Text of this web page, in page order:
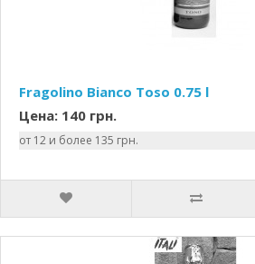
Fragolino Bianco Toso 0.75 l
Цена: 140 грн.
от 12 и более 135 грн.